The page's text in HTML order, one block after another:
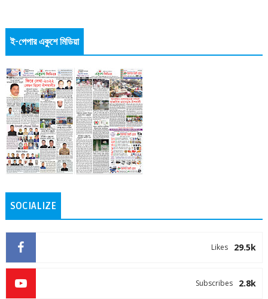
ই-পেপার একুশে মিডিয়া
SOCIALIZE
29.5k
Likes
2.8k
Subscribes